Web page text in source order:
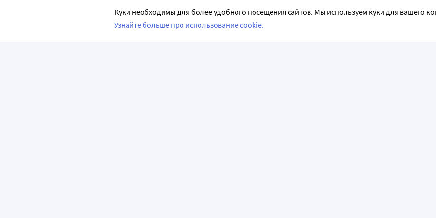
Куки необходимы для более удобного посещения сайтов. Мы используем куки для вашего
Узнайте больше про использование cookie.